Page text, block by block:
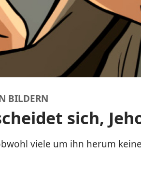
BILDERN
sich,
viele um ihn herum